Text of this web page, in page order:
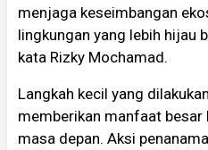
menjaga keseimbangan
lingkungan yang lebih hijau
kata Rizky Mochamad.
Langkah kecil yang
memberikan manfaat
masa depan. Aksi